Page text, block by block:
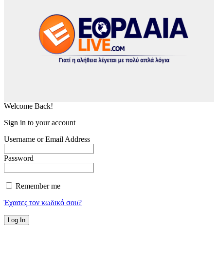
Welcome Back!
Sign in to your account
Username or Email Address
Password
Remember me
Έχασες τον κωδικό σου?